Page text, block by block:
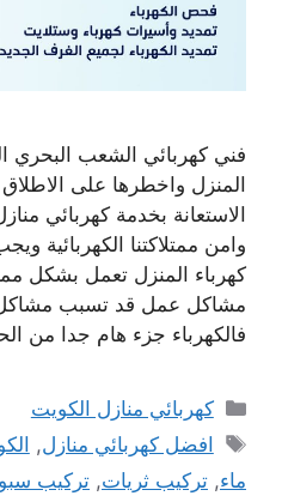
فني كهربائي الشعب البحري
المنزل واخطرها على
الاستعانة بخدمة كهربائي
وامن ممتلاكتنا
مشاكل عمل قد تسبب مشاكل
فالكهرباء جزء هام جدا من
التصنيفات
كهربائي منازل الكويت
الوسوم
افضل كهربائي منازل,
ماء, تركيب ثريات, تركيب